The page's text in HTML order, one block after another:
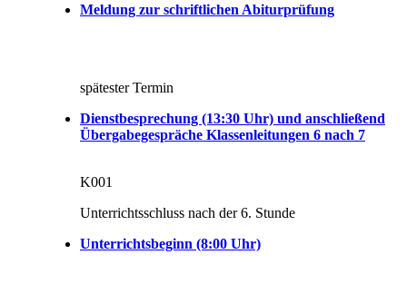
Meldung zur schriftlichen Abiturprüfung
spätester Termin
Dienstbesprechung (13:30 Uhr) und anschließend
Übergabegespräche Klassenleitungen 6 nach 7
K001
Unterrichtsschluss nach der 6. Stunde
Unterrichtsbeginn (8:00 Uhr)